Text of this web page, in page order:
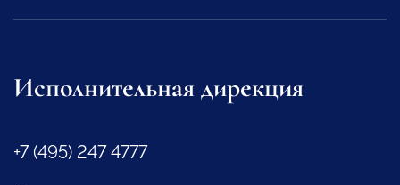
Исполнительная дирекция
+7 (495) 247 4777